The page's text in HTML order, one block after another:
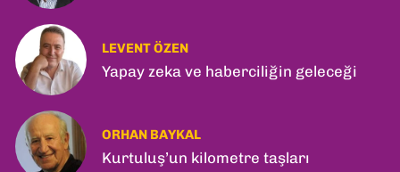
LEVENT ÖZEN
Yapay zeka ve haberciliğin geleceği
ORHAN BAYKAL
Kurtuluş’un kilometre taşları